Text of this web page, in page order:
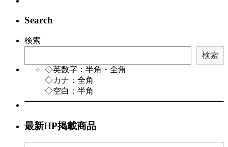
Search
検索
検索
◇英数字：半角・全角
◇カナ：全角
◇空白：半角
最新HP掲載商品